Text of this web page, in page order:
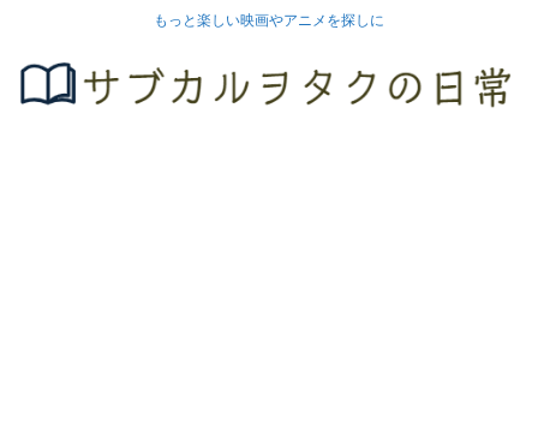
もっと楽しい映画やアニメを探しに